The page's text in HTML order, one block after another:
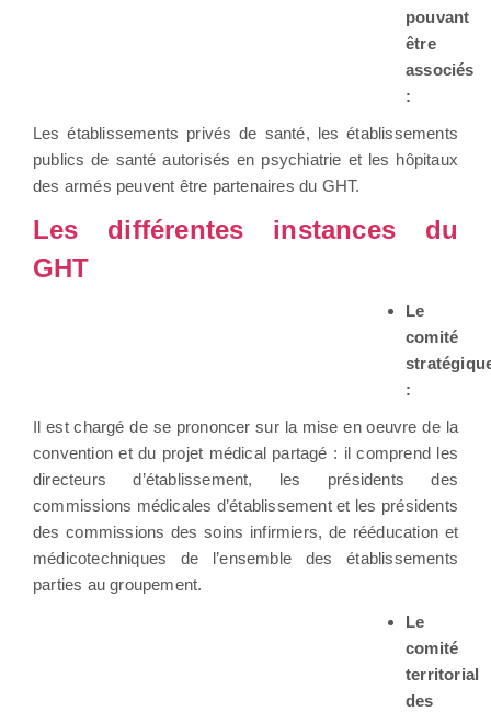
pouvant
être
associés
:
Les établissements privés de santé, les établissements
publics de santé autorisés en psychiatrie et les hôpitaux
des armés peuvent être partenaires du GHT.
Les différentes instances du
GHT
Le
comité
:
Il est chargé de se prononcer sur la mise en oeuvre de la
convention et du projet médical partagé : il comprend les
directeurs d’établissement, les présidents des
commissions médicales d’établissement et les présidents
des commissions des soins infirmiers, de rééducation et
médicotechniques de l’ensemble des établissements
parties au groupement.
Le
comité
territorial
des